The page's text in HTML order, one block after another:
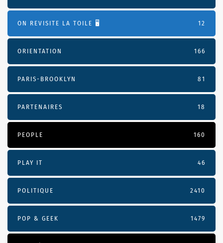
ON REVISITE LA TOILE 🖥️ 12
ORIENTATION 166
PARIS-BROOKLYN 81
PARTENAIRES 18
PEOPLE 160
PLAY IT 46
POLITIQUE 2410
POP & GEEK 1479